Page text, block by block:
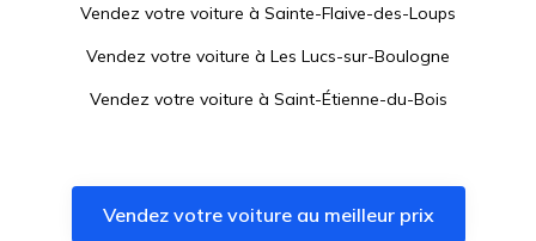
Vendez votre voiture à Sainte-Flaive-des-Loups
Vendez votre voiture à Les Lucs-sur-Boulogne
Vendez votre voiture à Saint-Étienne-du-Bois
Vendez votre voiture àNesmy
Vendez votre voiture àNieul-le-Dolent
Vendez votre voiture au meilleur prix